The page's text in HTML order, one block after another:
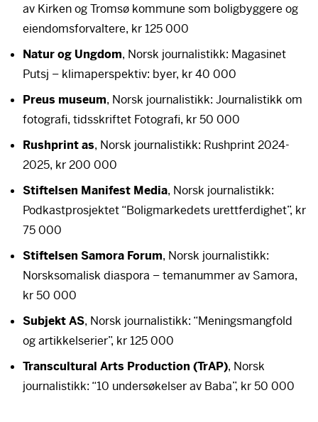
av Kirken og Tromsø kommune som boligbyggere og
eiendomsforvaltere, kr 125 000
Natur og Ungdom, Norsk journalistikk: Magasinet
Putsj – klimaperspektiv: byer, kr 40 000
Preus museum, Norsk journalistikk: Journalistikk om
fotografi, tidsskriftet Fotografi, kr 50 000
Rushprint as, Norsk journalistikk: Rushprint 2024-
2025, kr 200 000
Stiftelsen Manifest Media, Norsk journalistikk:
Podkastprosjektet “Boligmarkedets urettferdighet”, kr
75 000
Stiftelsen Samora Forum, Norsk journalistikk:
Norsksomalisk diaspora – temanummer av Samora,
kr 50 000
Subjekt AS, Norsk journalistikk: “Meningsmangfold
og artikkelserier”, kr 125 000
Transcultural Arts Production (TrAP), Norsk
journalistikk: “10 undersøkelser av Baba”, kr 50 000